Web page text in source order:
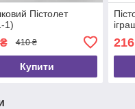
Пістолет
1)
410 ₴
Купити
216